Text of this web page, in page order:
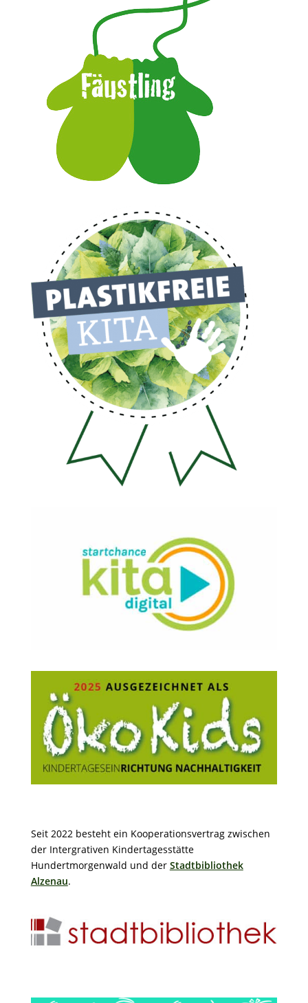
Seit 2022 besteht ein Kooperationsvertrag zwischen
der Intergrativen Kindertagesstätte
Hundertmorgenwald und der Stadtbibliothek
Alzenau.